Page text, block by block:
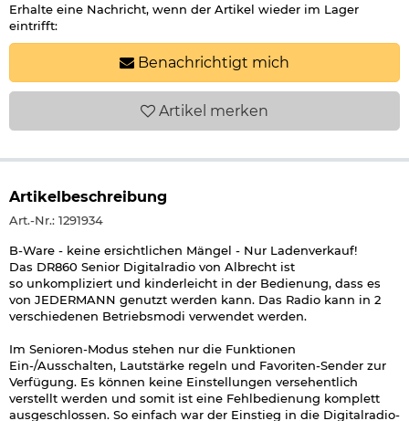
Erhalte eine Nachricht, wenn der Artikel wieder im Lager
eintrifft:
Benachrichtigt mich
Artikel merken
Artikelbeschreibung
Art.-Nr.: 1291934
B-Ware - keine ersichtlichen Mängel - Nur Ladenverkauf!
Das DR860 Senior Digitalradio von Albrecht ist
so unkompliziert und kinderleicht in der Bedienung, dass es
von JEDERMANN genutzt werden kann. Das Radio kann in 2
verschiedenen Betriebsmodi verwendet werden.
Im Senioren-Modus stehen nur die Funktionen
Ein-/Ausschalten, Lautstärke regeln und Favoriten-Sender zur
Verfügung. Es können keine Einstellungen versehentlich
verstellt werden und somit ist eine Fehlbedienung komplett
ausgeschlossen. So einfach war der Einstieg in die Digitalradio-